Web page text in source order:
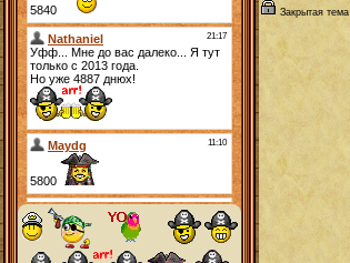
Закрытая тема